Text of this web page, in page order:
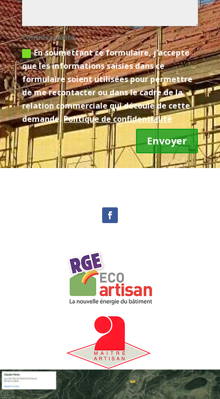
Confidentialité
En soumettant ce formulaire, j'accepte
que les informations saisies dans ce
formulaire soient utilisées pour permettre
de me recontacter ou dans le cadre de la
relation commerciale qui découle de cette
demande.Politique de confidentialité
Envoyer